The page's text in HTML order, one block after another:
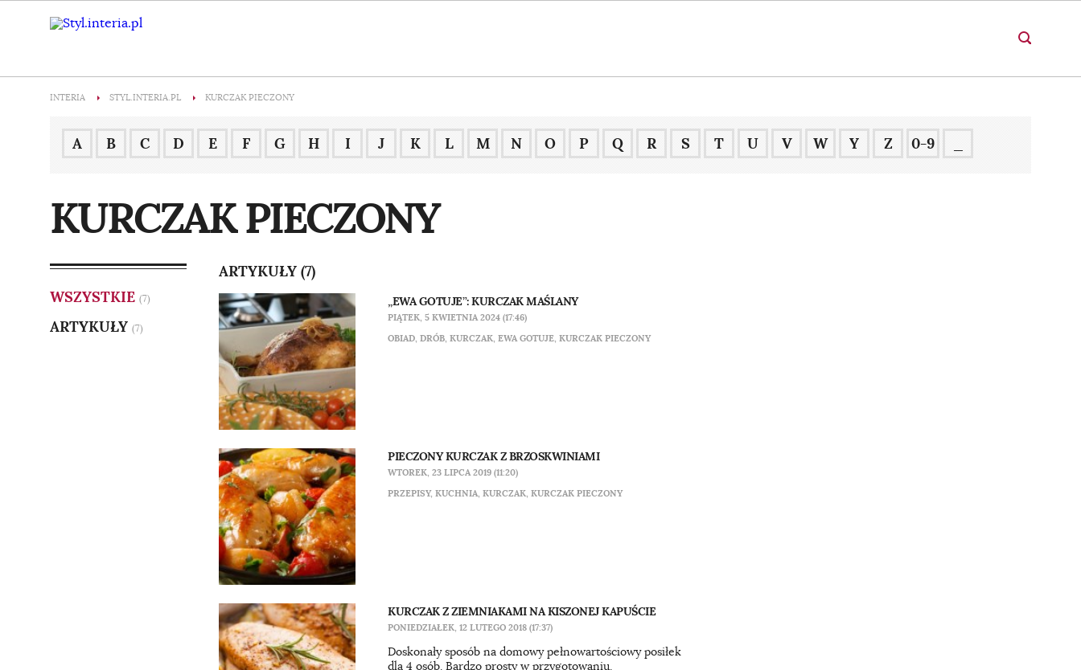
INTERIA STYL.INTERIA.PL KURCZAK PIECZONY
A B C D E F G H I J K L M N O P Q R S T U V W Y Z 0-9
KURCZAK PIECZONY
WSZYSTKIE (7)
ARTYKUŁY (7)
ARTYKUŁY (7)
„EWA GOTUJE”: KURCZAK MAŚLANY
PIĄTEK, 5 KWIETNIA 2024 (17:46)
OBIAD, DRÓB, KURCZAK, EWA GOTUJE, KURCZAK PIECZONY
PIECZONY KURCZAK Z BRZOSKWINIAMI
WTOREK, 23 LIPCA 2019 (11:20)
PRZEPISY, KUCHNIA, KURCZAK, KURCZAK PIECZONY
KURCZAK Z ZIEMNIAKAMI NA KISZONEJ KAPUŚCIE
PONIEDZIAŁEK, 12 LUTEGO 2018 (17:37)
Doskonały sposób na domowy pełnowartościowy posiłek
dla 4 osób. Bardzo prosty w przygotowaniu.